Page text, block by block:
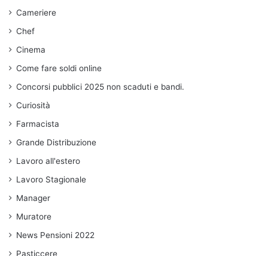
Cameriere
Chef
Cinema
Come fare soldi online
Concorsi pubblici 2025 non scaduti e bandi.
Curiosità
Farmacista
Grande Distribuzione
Lavoro all'estero
Lavoro Stagionale
Manager
Muratore
News Pensioni 2022
Pasticcere